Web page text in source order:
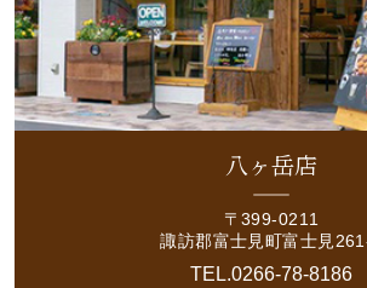
八ヶ岳店
〒399-0211
諏訪郡富士見町富士見
TEL.0266-78-8186